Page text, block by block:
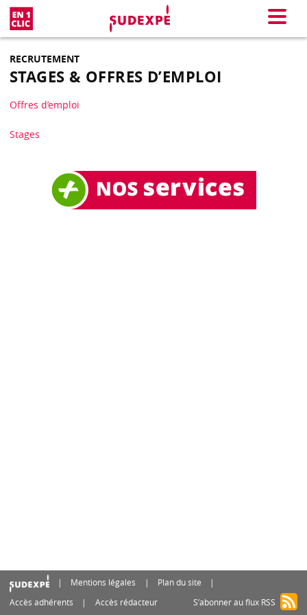
Menu
RECRUTEMENT
STAGES & OFFRES D’EMPLOI
Offres d’emploi
Stages
Mentions légales
Plan du site
Accès adhérents
Accès rédacteur S’abonner au flux RSS